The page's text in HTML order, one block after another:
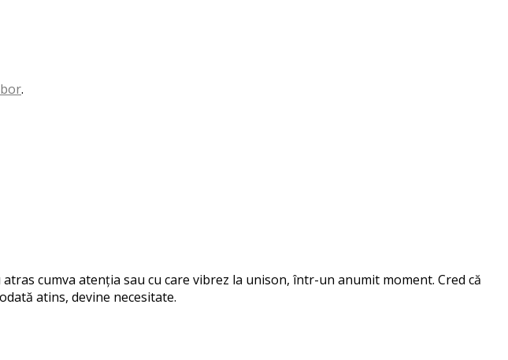
.
cumva atenția sau cu care vibrez la unison, într-un anumit moment. Cred că
atins, devine necesitate.